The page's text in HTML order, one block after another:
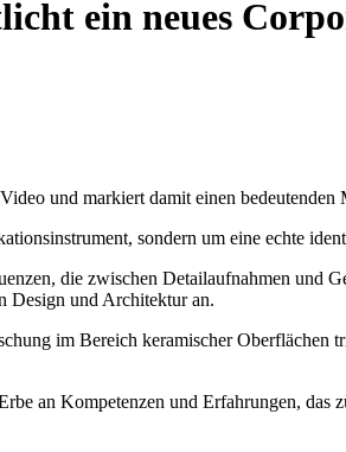
ein neues
und markiert damit einen
sondern um eine echte
die zwischen Detailaufnahmen und
Design und Architektur an.
im Bereich keramischer Oberflächen
an Kompetenzen und Erfahrungen,